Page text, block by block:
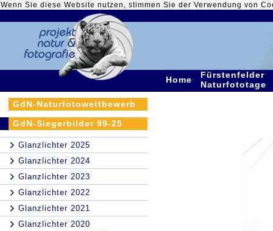
Wenn Sie diese Website nutzen, stimmen Sie der Verwendung von
Home
Fürstenfelder
Naturfototage
GdN-Naturfotowettbewerb
GdN-Siegerbilder 99-25
Glanzlichter 2025
Glanzlichter 2024
Glanzlichter 2023
Glanzlichter 2022
Glanzlichter 2021
Glanzlichter 2020